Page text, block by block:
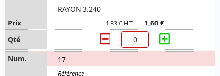
RAYON 3.240
1,33 € H.T 1,60 €
17